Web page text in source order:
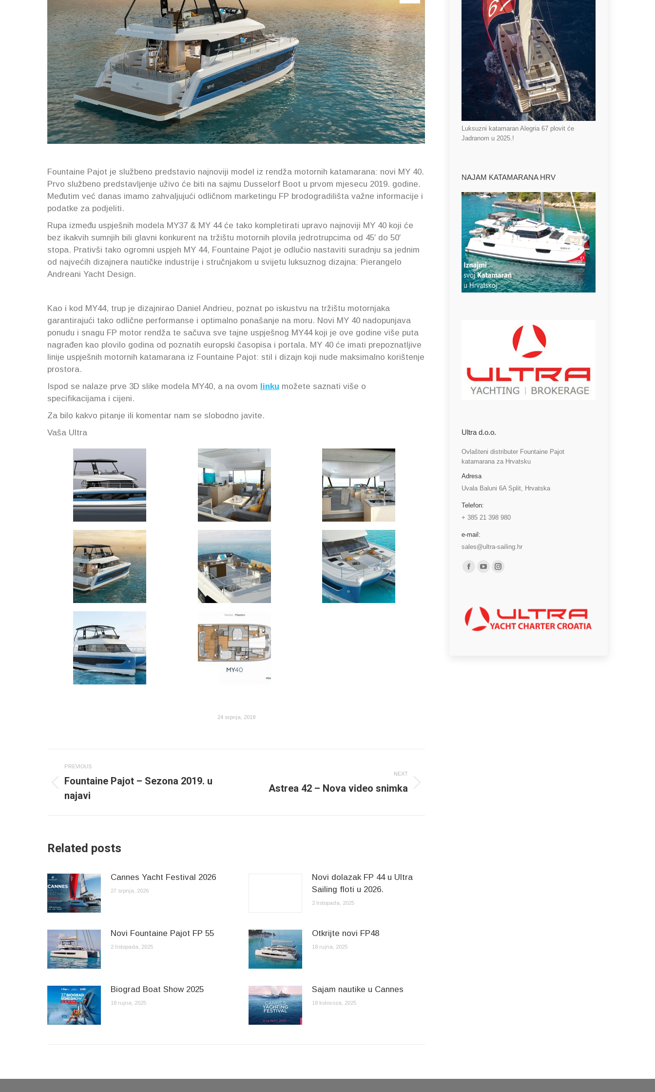
Fountaine Pajot je službeno predstavio najnoviji model iz rendža motornih katamarana: novi MY 40.
Prvo službeno predstavljenje uživo će biti na sajmu Dusselorf Boot u prvom mjesecu 2019. godine.
Međutim već danas imamo zahvaljujući odličnom marketingu FP brodogradilišta važne informacije i
podatke za podjeliti.
Rupa između uspješnih modela MY37 & MY 44 će tako kompletirati upravo najnoviji MY 40 koji će
bez ikakvih sumnjih bili glavni konkurent na tržištu motornih plovila jedrotrupcima od 45′ do 50′
stopa. Prativši tako ogromni uspjeh MY 44, Fountaine Pajot je odlučio nastaviti suradnju sa jednim
od najvećih dizajnera nautičke industrije i stručnjakom u svijetu luksuznog dizajna: Pierangelo
Andreani Yacht Design.
Kao i kod MY44, trup je dizajnirao Daniel Andrieu, poznat po iskustvu na tržištu motornjaka
garantirajući tako odlične performanse i optimalno ponašanje na moru. Novi MY 40 nadopunjava
ponudu i snagu FP motor rendža te sačuva sve tajne uspješnog MY44 koji je ove godine više puta
nagrađen kao plovilo godina od poznatih europski časopisa i portala. MY 40 će imati prepoznatljive
linije uspješnih motornih katamarana iz Fountaine Pajot: stil i dizajn koji nude maksimalno korištenje
prostora.
Ispod se nalaze prve 3D slike modela MY40, a na ovom linku možete saznati više o
specifikacijama i cijeni.
Za bilo kakvo pitanje ili komentar nam se slobodno javite.
Vaša Ultra
24 srpnja, 2018
Post
navigation
PREVIOUS
post:
Fountaine Pajot – Sezona 2019. u
najavi
NEXT
Astrea 42 – Nova video snimka
Related posts
Cannes Yacht Festival 2026
27 srpnja, 2026
Novi dolazak FP 44 u Ultra
Sailing floti u 2026.
2 listopada, 2025
Novi Fountaine Pajot FP 55
2 listopada, 2025
Otkrijte novi FP48
18 rujna, 2025
Biograd Boat Show 2025
18 rujna, 2025
Sajam nautike u Cannes
18 kolovoza, 2025
Luksuzni katamaran Alegria 67 plovit će
Jadranom u 2025.!
NAJAM KATAMARANA HRV
Ultra d.o.o.
Ovlašteni distributer Fountaine Pajot
katamarana za Hrvatsku
Adresa
Uvala Baluni 6A Split, Hrvatska
Telefon:
+ 385 21 398 980
e-mail:
sales@ultra-sailing.hr
Find us on:
Facebook
in
new
YouTube
in
new
Instagram
in
new